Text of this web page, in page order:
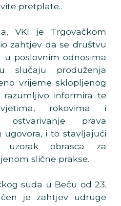
pretplate..
VKI je Trgovačkom
zahtjev da se društvu
u poslovnim odnosima
slučaju produženja
vrijeme sklopljenog
informira te
rokovima i
prava
i to stavljajući
uzorak obrasca za
slične prakse.
suda u Beču od 23.
je zahtjev udruge